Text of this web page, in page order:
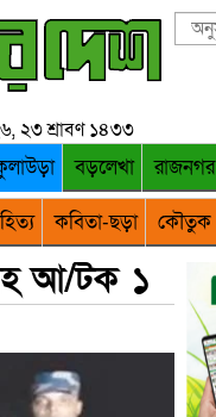
২৩ শ্রাবণ ১৪৩৩
বড়লেখা রাজনগর
কবিতা-ছড়া কৌতুক
আ/টক ১